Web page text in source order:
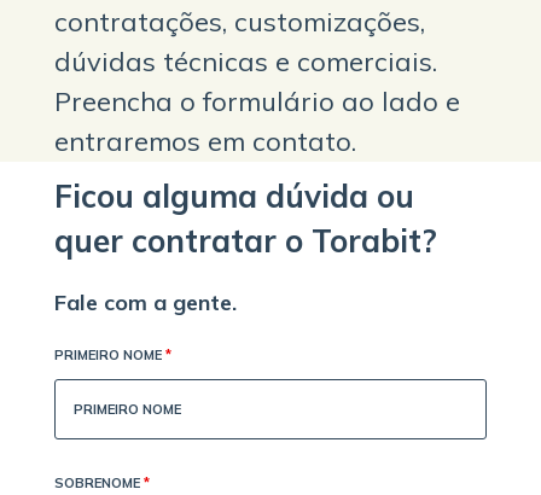
contratações, customizações,
dúvidas técnicas e comerciais.
Preencha o formulário ao lado e
entraremos em contato.
Ficou alguma dúvida ou
quer contratar o Torabit?
Fale com a gente.
PRIMEIRO NOME *
SOBRENOME *